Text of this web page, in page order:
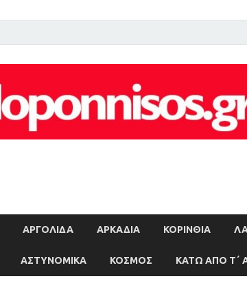
ΑΡΓΟΛΙΔΑ ΑΡΚΑΔΙΑ ΚΟΡΙΝΘΙΑ
ΑΣΤΥΝΟΜΙΚΑ ΚΟΣΜΟΣ ΚΑΤΩ ΑΠΟ Τ΄